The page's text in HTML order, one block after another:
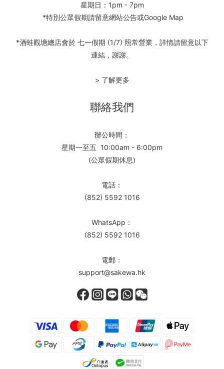
星期日：1pm - 7pm
*特別公眾假期請留意網站公告或Google Map
*酒蛙觀塘總店會於 七一假期 (1/7) 照常營業，詳情請留意以下
連結，謝謝。
> 了解更多
聯絡我們
辦公時間：
星期一至五 10:00am - 6:00pm
(公眾假期休息)
電話：
(852) 5592 1016
WhatsApp：
(852) 5592 1016
電郵：
support@sakewa.hk